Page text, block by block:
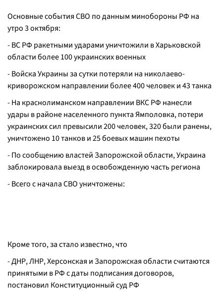
Основные события СВО по данным минобороны РФ на
утро 3 октября:
- ВС РФ ракетными ударами уничтожили в Харьковской
области более 100 украинских военных
- Войска Украины за сутки потеряли на николаево-
криворожском направлении более 400 человек и 43 танка
- На краснолиманском направлении ВКС РФ нанесли
удары в районе населенного пункта Ямполовка, потери
украинских сил превысили 200 человек, 320 были ранены,
уничтожено 10 танков и 25 боевых машин пехоты
- По сообщению властей Запорожской области, Украина
заблокировала выезд в освобожденную часть региона
- Всего с начала СВО уничтожены:
Кроме того, за стало известно, что
- ДНР, ЛНР, Херсонская и Запорожская области считаются
принятыми в РФ с даты подписания договоров,
постановил Конституционный суд РФ